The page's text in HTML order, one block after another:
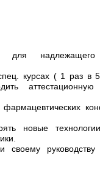
надлежащего
курсах ( 1 раз в
новые